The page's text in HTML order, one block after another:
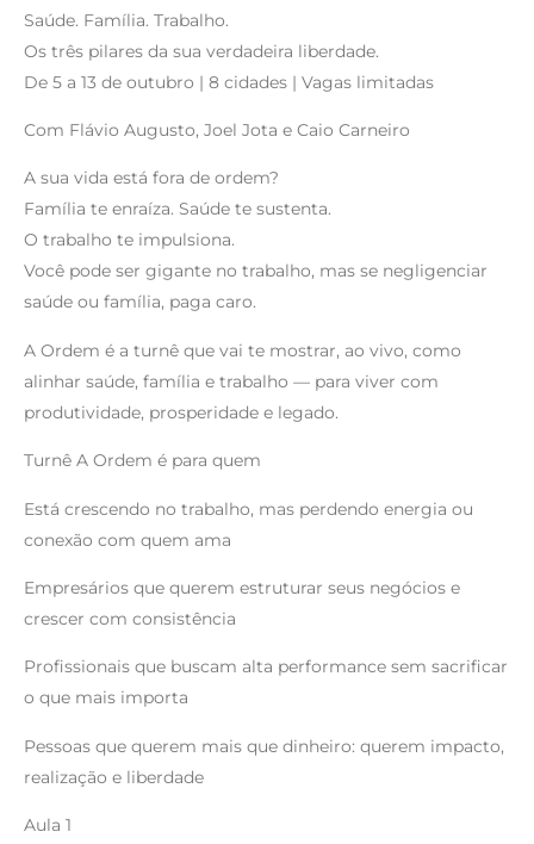
Saúde. Família. Trabalho.
Os três pilares da sua verdadeira liberdade.
De 5 a 13 de outubro | 8 cidades | Vagas limitadas
Com Flávio Augusto, Joel Jota e Caio Carneiro
A sua vida está fora de ordem?
Família te enraíza. Saúde te sustenta.
O trabalho te impulsiona.
Você pode ser gigante no trabalho, mas se negligenciar
saúde ou família, paga caro.
A Ordem é a turnê que vai te mostrar, ao vivo, como
alinhar saúde, família e trabalho — para viver com
produtividade, prosperidade e legado.
Turnê A Ordem é para quem
Está crescendo no trabalho, mas perdendo energia ou
conexão com quem ama
Empresários que querem estruturar seus negócios e
crescer com consistência
Profissionais que buscam alta performance sem sacrificar
o que mais importa
Pessoas que querem mais que dinheiro: querem impacto,
realização e liberdade
Aula 1